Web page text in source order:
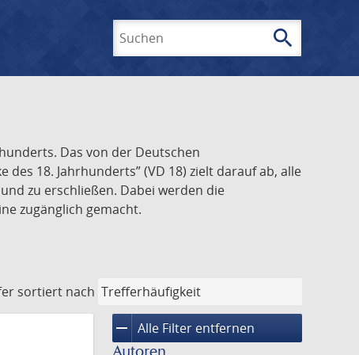
search
Das von der Deutschen
18. Jahrhunderts” (VD 18) zielt darauf ab, alle
zu erschließen. Dabei werden die
zugänglich gemacht.
sortiert nach
remove Alle Filter entfernen